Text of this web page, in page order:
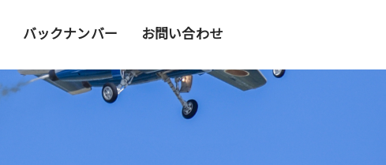
バックナンバー お問い合わせ